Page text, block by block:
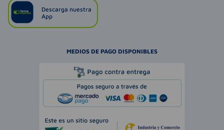
Descarga nuestra
App
MEDIOS DE PAGO DISPONIBLES